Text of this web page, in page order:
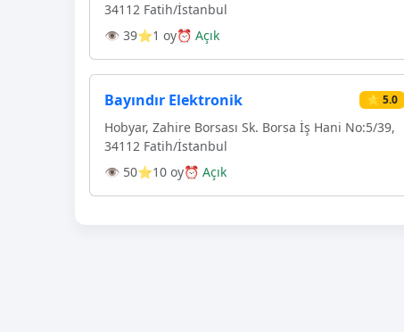
34112 Fatih/İstanbul
👁 39⭐1 oy⏰ Açık
Bayındır Elektronik ⭐ 5.0
Hobyar, Zahire Borsası Sk. Borsa İş Hani No:5/39,
34112 Fatih/İstanbul
👁 50⭐10 oy⏰ Açık